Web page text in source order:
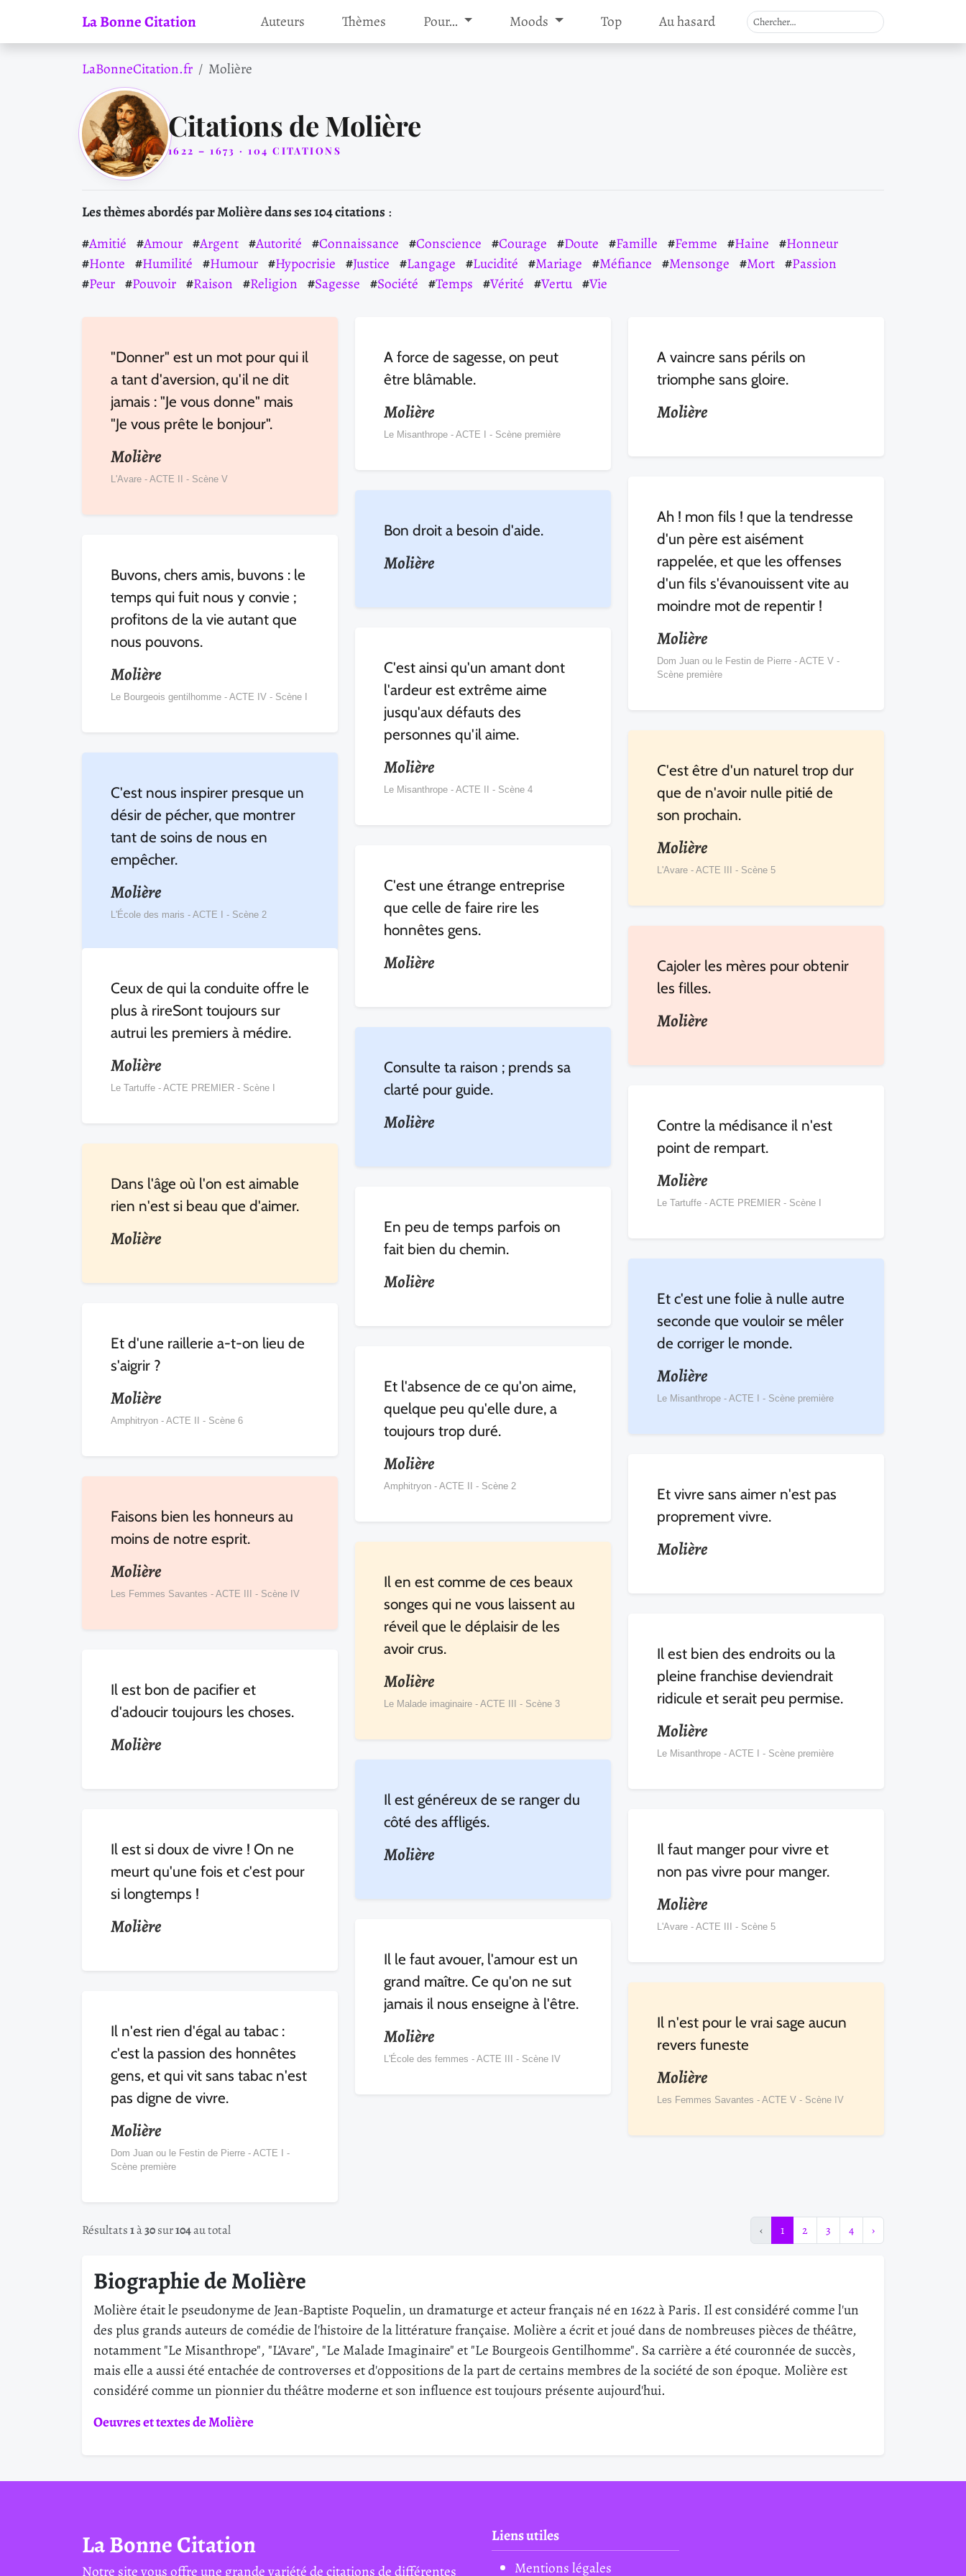
La Bonne Citation Auteurs Thèmes Pour… Moods Top Au hasard
LaBonneCitation.fr Molière
Citations de Molière
1622 – 1673 · 104 CITATIONS
Les thèmes abordés par Molière dans ses 104 citations:
Amitié
Amour Argent Autorité Connaissance Conscience Courage Doute Famille Femme Haine
Honneur
Honte
Humilité Humour Hypocrisie Justice Langage Lucidité Mariage Méfiance Mensonge Mort
Passion
Peur
Pouvoir Raison Religion Sagesse Société Temps Vérité Vertu Vie
"Donner" est un mot pour qui il
a tant d'aversion, qu'il ne dit
jamais : "Je vous donne" mais
"Je vous prête le bonjour".
Molière
L'Avare - ACTE II - Scène V
A force de sagesse, on peut
être blâmable.
Molière
Le Misanthrope - ACTE I - Scène première
A vaincre sans périls on
triomphe sans gloire.
Molière
Ah ! mon fils ! que la tendresse
d'un père est aisément
rappelée, et que les offenses
d'un fils s'évanouissent vite au
moindre mot de repentir !
Molière
Dom Juan ou le Festin de Pierre - ACTE V -
Scène première
Bon droit a besoin d'aide.
Molière
Buvons, chers amis, buvons : le
temps qui fuit nous y convie ;
profitons de la vie autant que
nous pouvons.
Molière
Le Bourgeois gentilhomme - ACTE IV - Scène I
C'est ainsi qu'un amant dont
l'ardeur est extrême aime
jusqu'aux défauts des
personnes qu'il aime.
Molière
Le Misanthrope - ACTE II - Scène 4
C'est être d'un naturel trop dur
que de n'avoir nulle pitié de
son prochain.
Molière
L'Avare - ACTE III - Scène 5
C'est nous inspirer presque un
désir de pécher, que montrer
tant de soins de nous en
empêcher.
Molière
L'École des maris - ACTE I - Scène 2
C'est une étrange entreprise
que celle de faire rire les
honnêtes gens.
Molière
Cajoler les mères pour obtenir
les filles.
Molière
Ceux de qui la conduite offre le
plus à rireSont toujours sur
autrui les premiers à médire.
Molière
Le Tartuffe - ACTE PREMIER - Scène I
Consulte ta raison ; prends sa
clarté pour guide.
Molière
Contre la médisance il n'est
point de rempart.
Molière
Le Tartuffe - ACTE PREMIER - Scène I
Dans l'âge où l'on est aimable
rien n'est si beau que d'aimer.
Molière
En peu de temps parfois on
fait bien du chemin.
Molière
Et c'est une folie à nulle autre
seconde que vouloir se mêler
de corriger le monde.
Molière
Le Misanthrope - ACTE I - Scène première
Et d'une raillerie a-t-on lieu de
s'aigrir ?
Molière
Amphitryon - ACTE II - Scène 6
Et l'absence de ce qu'on aime,
quelque peu qu'elle dure, a
toujours trop duré.
Molière
Amphitryon - ACTE II - Scène 2
Et vivre sans aimer n'est pas
proprement vivre.
Molière
Faisons bien les honneurs au
moins de notre esprit.
Molière
Les Femmes Savantes - ACTE III - Scène IV
Il en est comme de ces beaux
songes qui ne vous laissent au
réveil que le déplaisir de les
avoir crus.
Molière
Le Malade imaginaire - ACTE III - Scène 3
Il est bien des endroits ou la
pleine franchise deviendrait
ridicule et serait peu permise.
Molière
Le Misanthrope - ACTE I - Scène première
Il est bon de pacifier et
d'adoucir toujours les choses.
Molière
Il est généreux de se ranger du
côté des affligés.
Molière
Il est si doux de vivre ! On ne
meurt qu'une fois et c'est pour
si longtemps !
Molière
Il faut manger pour vivre et
non pas vivre pour manger.
Molière
L'Avare - ACTE III - Scène 5
Il le faut avouer, l'amour est un
grand maître. Ce qu'on ne sut
jamais il nous enseigne à l'être.
Molière
L'École des femmes - ACTE III - Scène IV
Il n'est pour le vrai sage aucun
revers funeste
Molière
Les Femmes Savantes - ACTE V - Scène IV
Il n'est rien d'égal au tabac :
c'est la passion des honnêtes
gens, et qui vit sans tabac n'est
pas digne de vivre.
Molière
Dom Juan ou le Festin de Pierre - ACTE I -
Scène première
Résultats1à30sur104au total ‹ 1 2 3 4 ›
Biographie de Molière
Molière était le pseudonyme de Jean-Baptiste Poquelin, un dramaturge et acteur français né en 1622 à Paris. Il est considéré comme l'un
des plus grands auteurs de comédie de l'histoire de la littérature française. Molière a écrit et joué dans de nombreuses pièces de théâtre,
notamment "Le Misanthrope", "L'Avare", "Le Malade Imaginaire" et "Le Bourgeois Gentilhomme". Sa carrière a été couronnée de succès,
mais elle a aussi été entachée de controverses et d'oppositions de la part de certains membres de la société de son époque. Molière est
considéré comme un pionnier du théâtre moderne et son influence est toujours présente aujourd'hui.
Oeuvres et textes de Molière
La Bonne Citation
Notre site vous offre une grande variété de citations de différentes
Liens utiles
Mentions légales